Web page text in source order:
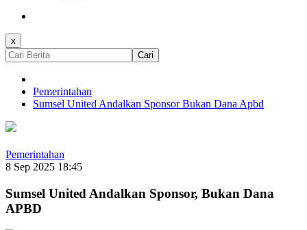
x
Cari
Pemerintahan
Sumsel United Andalkan Sponsor Bukan Dana Apbd
Pemerintahan
8 Sep 2025 18:45
Sumsel United Andalkan Sponsor, Bukan Dana
APBD